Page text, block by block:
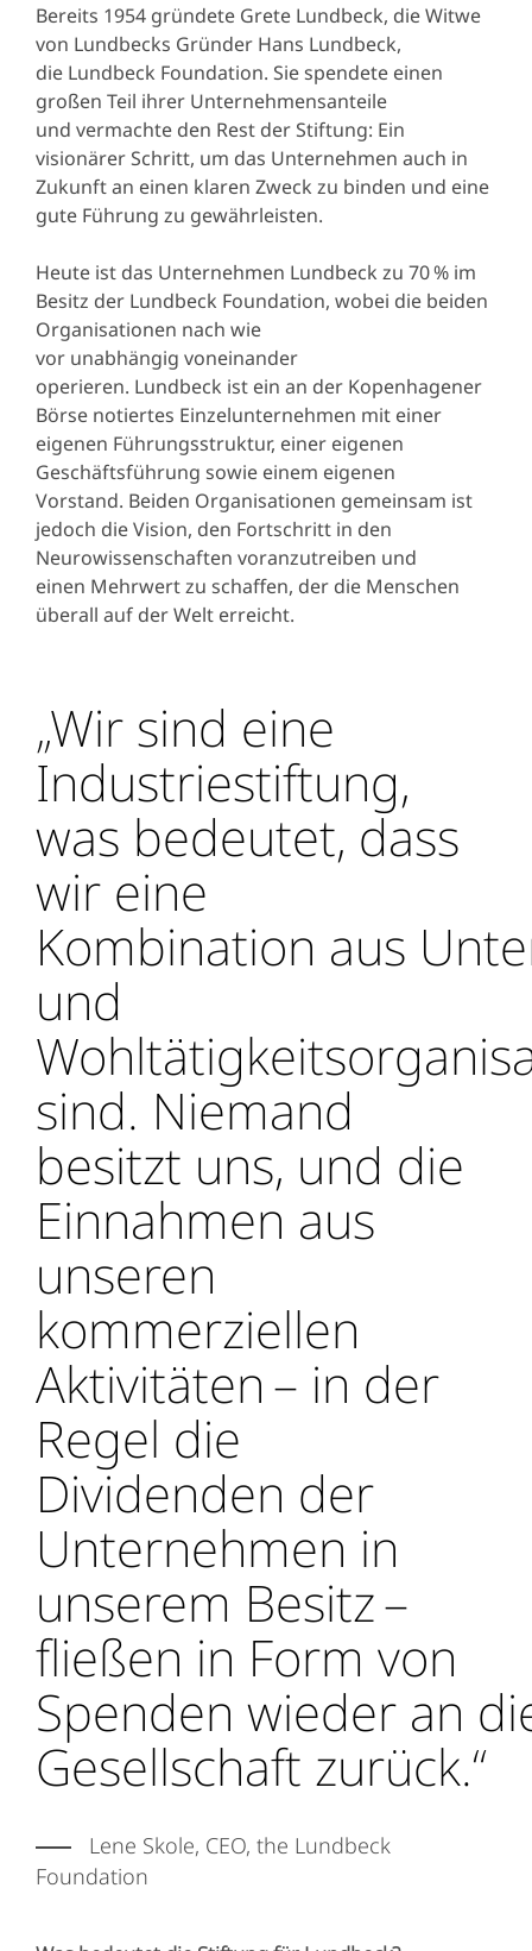
Bereits 1954 gründete Grete Lundbeck, die Witwe
von Lundbecks Gründer Hans Lundbeck,
die Lundbeck Foundation. Sie spendete einen
großen Teil ihrer Unternehmensanteile
und vermachte den Rest der Stiftung: Ein
visionärer Schritt, um das Unternehmen auch in
Zukunft an einen klaren Zweck zu binden und eine
gute Führung zu gewährleisten.
Heute ist das Unternehmen Lundbeck zu 70 % im
Besitz der Lundbeck Foundation, wobei die beiden
Organisationen nach wie
vor unabhängig voneinander
operieren. Lundbeck ist ein an der Kopenhagener
Börse notiertes Einzelunternehmen mit einer
eigenen Führungsstruktur, einer eigenen
Geschäftsführung sowie einem eigenen
Vorstand. Beiden Organisationen gemeinsam ist
jedoch die Vision, den Fortschritt in den
Neurowissenschaften voranzutreiben und
einen Mehrwert zu schaffen, der die Menschen
überall auf der Welt erreicht.
„Wir sind eine
Industriestiftung,
was bedeutet, dass
wir eine
Kombination aus
und
sind. Niemand
besitzt uns, und die
Einnahmen aus
unseren
kommerziellen
Aktivitäten – in der
Regel die
Dividenden der
Unternehmen in
unserem Besitz –
fließen in Form von
Spenden wieder an
Gesellschaft zurück.“
Lene Skole, CEO, the Lundbeck
Foundation